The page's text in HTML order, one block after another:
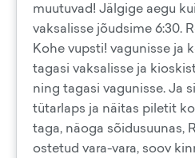
muutuvad! Jälgige aegu
vaksalisse jõudsime 6:30.
Kohe vupsti! vagunisse ja
tagasi vaksalisse ja
ning tagasi vagunisse. Ja
tütarlaps ja näitas piletit
taga, näoga sõidusuunas,
ostetud vara-vara, soov